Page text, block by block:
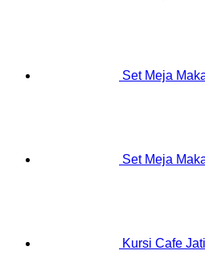
Set Meja
Set Meja
Kursi Cafe